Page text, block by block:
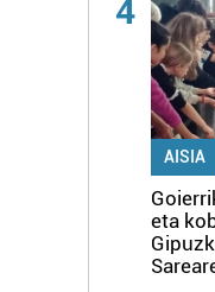
4
AISIA
eta